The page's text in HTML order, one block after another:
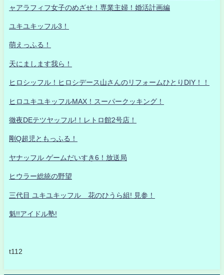
ャアラフィフ女子のめざせ！専業主婦！婚活計画編
ユキユキッフル3！
萌えっふる！
天にまします我ら！
ヒロシッフル！ヒロシデース山さんのリフォームひとりDIY！！
ヒロユキユキッフルMAX！スーパークッキング！
徹夜DEテツヤッフル!！レトロ館2号店！
剛Q超児ともっふる！
ヤナッフル ゲームだいすき6！放送局
ヒウラー総統の野望
三代目 ユキユキッフル 花のひうら組! 見参！
魁!!アイドル塾!
t112